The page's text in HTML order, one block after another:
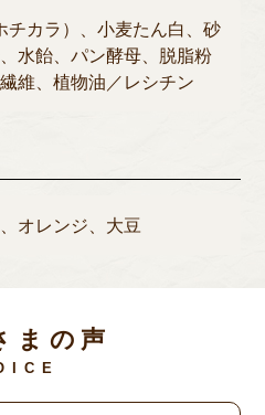
チカラ）、小麦たん白、砂
水飴、パン酵母、脱脂粉
維、植物油／レシチン
オレンジ、大豆
まの声